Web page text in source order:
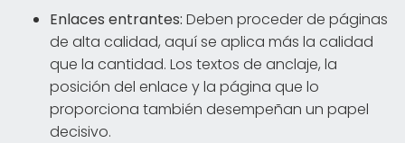
Enlaces entrantes: Deben proceder de páginas
de alta calidad, aquí se aplica más la calidad
que la cantidad. Los textos de anclaje, la
posición del enlace y la página que lo
proporciona también desempeñan un papel
decisivo.